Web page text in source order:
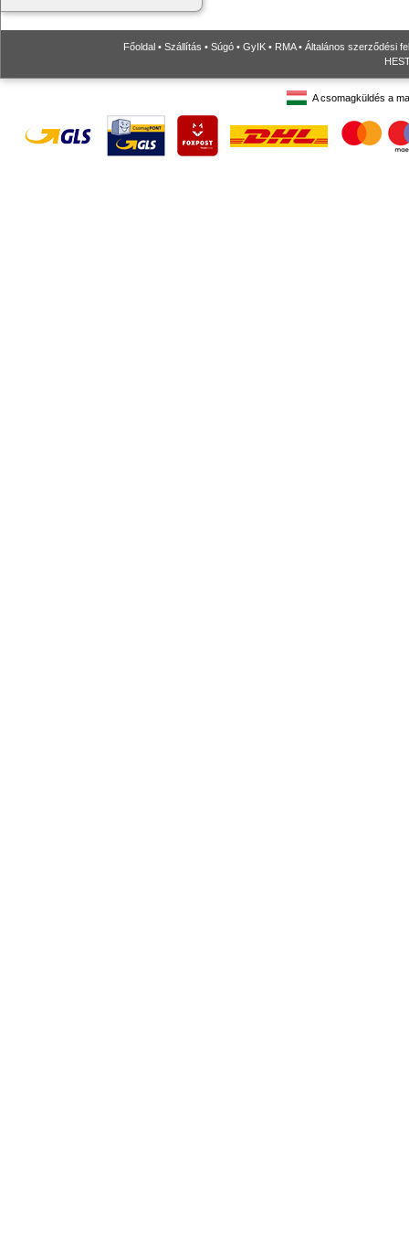
Főoldal • Szállítás • Súgó • GyIK • RMA• Általános szerződési
A csomagküldés a